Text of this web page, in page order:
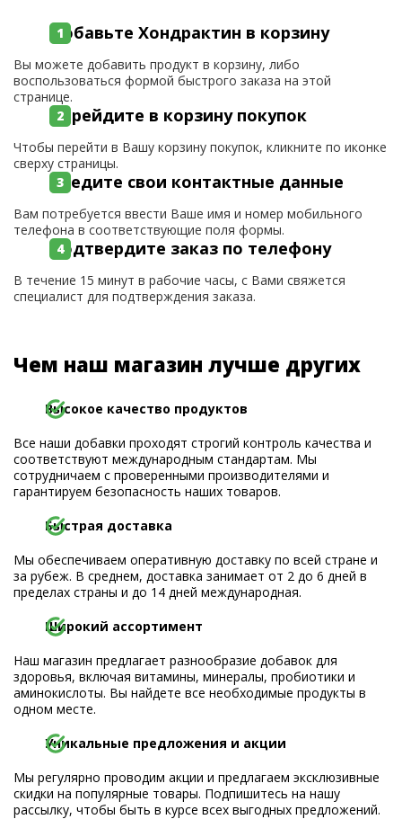
Добавьте Хондрактин в корзину
Вы можете добавить продукт в корзину, либо
воспользоваться формой быстрого заказа на этой
странице.
Перейдите в корзину покупок
Чтобы перейти в Вашу корзину покупок, кликните по иконке
сверху страницы.
Введите свои контактные данные
Вам потребуется ввести Ваше имя и номер мобильного
телефона в соответствующие поля формы.
Подтвердите заказ по телефону
В течение 15 минут в рабочие часы, с Вами свяжется
специалист для подтверждения заказа.
Чем наш магазин лучше других
Высокое качество продуктов
Все наши добавки проходят строгий контроль качества и
соответствуют международным стандартам. Мы
сотрудничаем с проверенными производителями и
гарантируем безопасность наших товаров.
Быстрая доставка
Мы обеспечиваем оперативную доставку по всей стране и
за рубеж. В среднем, доставка занимает от 2 до 6 дней в
пределах страны и до 14 дней международная.
Широкий ассортимент
Наш магазин предлагает разнообразие добавок для
здоровья, включая витамины, минералы, пробиотики и
аминокислоты. Вы найдете все необходимые продукты в
одном месте.
Уникальные предложения и акции
Мы регулярно проводим акции и предлагаем эксклюзивные
скидки на популярные товары. Подпишитесь на нашу
рассылку, чтобы быть в курсе всех выгодных предложений.